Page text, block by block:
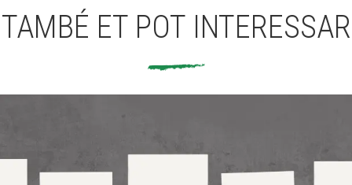
TAMBÉ ET POT INTERESSAR